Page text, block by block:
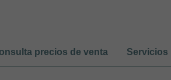
precios de venta Servicios